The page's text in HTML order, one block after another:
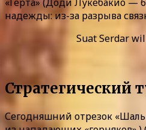
надежды: из-за разрыва
Suat Serdar
Стратегический
Сегодняшний отрезок